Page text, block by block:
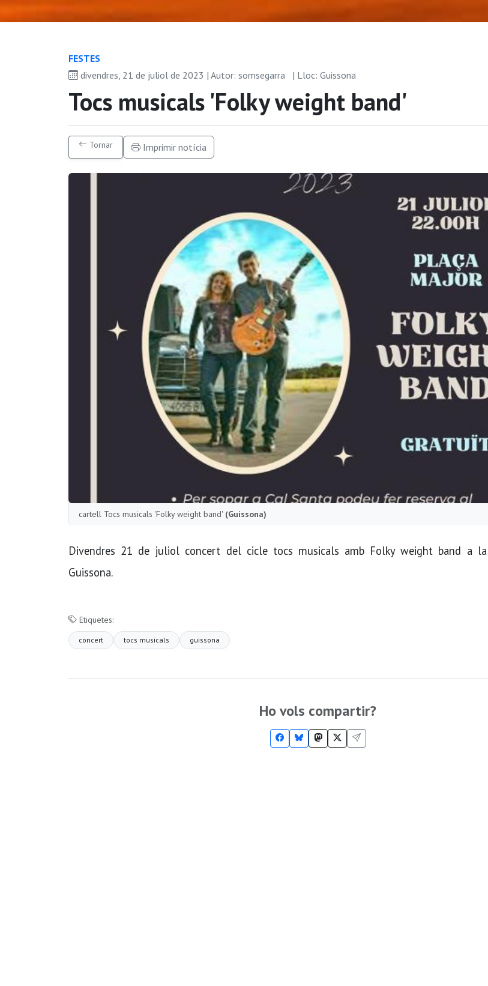
FESTES
divendres, 21 de juliol de 2023 | Autor: somsegarra
| Lloc: Guissona
Tocs musicals 'Folky weight band'
Tornar Imprimir notícia
cartell Tocs musicals 'Folky weight band' (Guissona)
Divendres 21 de juliol concert del cicle tocs musicals amb Folky weight band a
Guissona.
Etiquetes:
concert tocs musicals guissona
Ho vols compartir?